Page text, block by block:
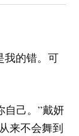
我的错。可
自己。”戴妍
来不会舞到